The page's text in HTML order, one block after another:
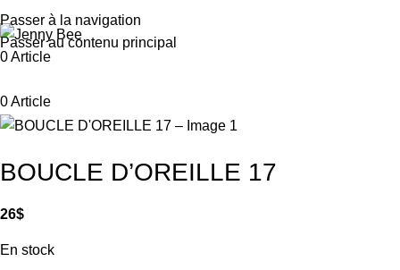
Passer à la navigation
Passer au contenu principal
0Article
0Article
BOUCLE D’OREILLE 17
26$
En stock